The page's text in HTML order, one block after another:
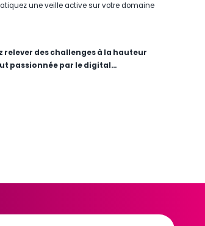
une veille active sur votre domaine
relever des challenges à la hauteur
passionnée par le digital…